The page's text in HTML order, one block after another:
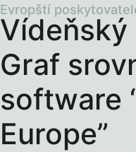
Vídeňský
Graf
software
Europe”
Evropští